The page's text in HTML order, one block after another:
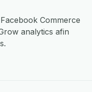
Commerce
analytics afin